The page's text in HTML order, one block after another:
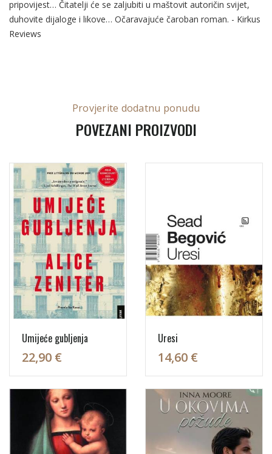
pripovijest… Čitatelji će se zaljubiti u maštovit autoričin svijet,
duhovite dijaloge i likove… Očaravajuće čaroban roman. - Kirkus
Reviews
Provjerite dodatnu ponudu
POVEZANI PROIZVODI
Umijeće gubljenja
22,90 €
Uresi
14,60 €